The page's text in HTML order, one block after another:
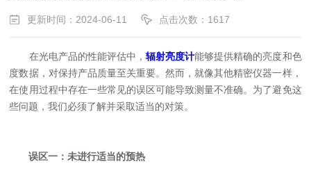
更新时间：2024-06-11 点击次数：1617
在光电产品的性能评估中， 辐射亮度计能够提供精确的亮度和色
度数据，对保持产品质量至关重要。然而，就像其他精密仪器一样，
在使用过程中存在一些常见的误区可能导致测量不准确。为了避免这
些问题，我们必须了解并采取适当的对策。
误区一：未进行适当的预热